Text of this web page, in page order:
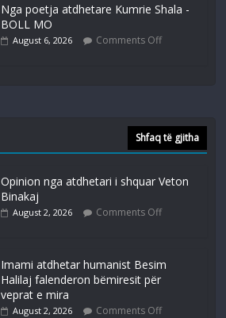
Nga poetja atdhetare Kumrie Shala -
BOLL MO
August 6, 2026 Comments Off
Shfaq të gjitha
Opinion nga atdhetari i shquar Veton
Binakaj
August 2, 2026 Comments Off
Imami atdhetar humanist Besim
Halilaj falenderon bëmiresit për
veprat e mira
August 2, 2026 Comments Off